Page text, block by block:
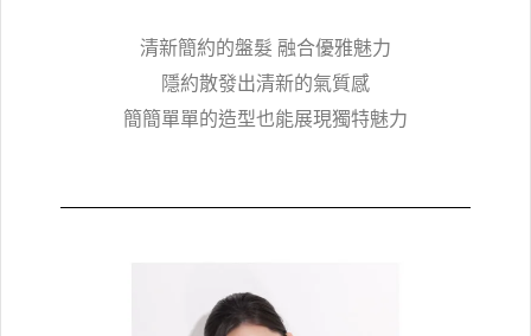
清新簡約的盤髮 融合優雅魅力
隱約散發出清新的氣質感
簡簡單單的造型也能展現獨特魅力